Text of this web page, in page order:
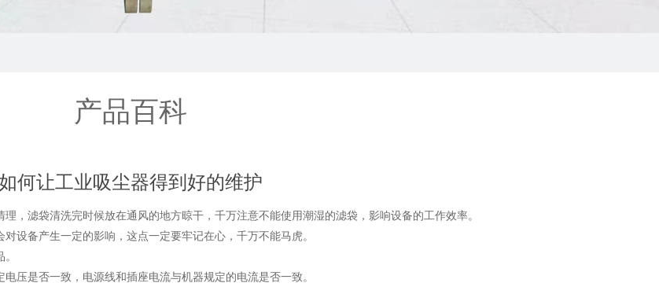
产品百科
何让工业吸尘器得到好的维护
滤袋清洗完时候放在通风的地方晾干，千万注意不能使用潮湿的滤袋，影响设备的工作效率。
备产生一定的影响，这点一定要牢记在心，千万不能马虎。
是否一致，电源线和插座电流与机器规定的电流是否一致。